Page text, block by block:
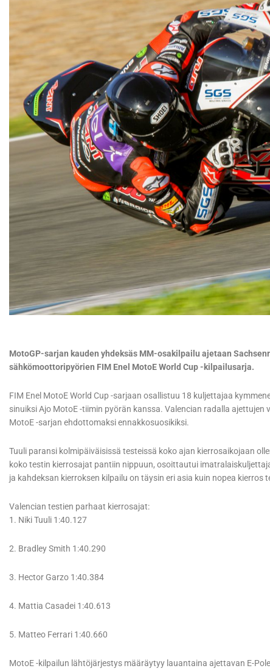
MotoGP-sarjan kauden yhdeksäs MM-osakilpailu ajetaan
sähkömoottoripyörien FIM Enel MotoE World Cup -kilpailusarja.
FIM Enel MotoE World Cup -sarjaan osallistuu 18 kuljettajaa
sinuiksi Ajo MotoE -tiimin pyörän kanssa. Valencian radalla
MotoE -sarjan ehdottomaksi ennakkosuosikiksi.
Tuuli paransi kolmipäiväisissä testeissä koko ajan kierrosaikojaan
koko testin kierrosajat pantiin nippuun, osoittautui
ja kahdeksan kierroksen kilpailu on täysin eri asia kuin nopea kierros
Valencian testien parhaat kierrosajat:
1. Niki Tuuli 1:40.127
2. Bradley Smith 1:40.290
3. Hector Garzo 1:40.384
4. Mattia Casadei 1:40.613
5. Matteo Ferrari 1:40.660
MotoE -kilpailun lähtöjärjestys määräytyy lauantaina ajettavan E-